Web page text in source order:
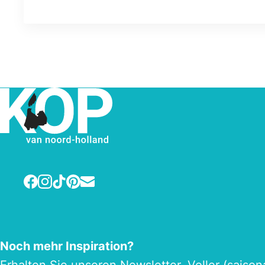
Facebook
Instagram
TikTok
Pinterest
E-mail
Noch mehr Inspiration?